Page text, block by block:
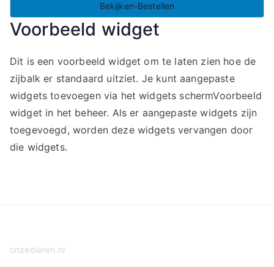
Bekijken-Bestellen
Voorbeeld widget
Dit is een voorbeeld widget om te laten zien hoe de
zijbalk er standaard uitziet. Je kunt aangepaste
widgets toevoegen via het widgets schermVoorbeeld
widget in het beheer. Als er aangepaste widgets zijn
toegevoegd, worden deze widgets vervangen door
die widgets.
onzedieren.nl